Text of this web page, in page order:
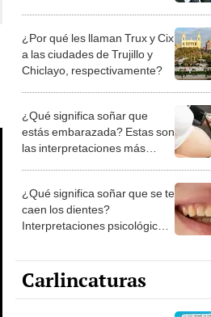
¿Por qué les llaman Trux y Cix
a las ciudades de Trujillo y
Chiclayo, respectivamente?
¿Qué significa soñar que
estás embarazada? Estas son
las interpretaciones más
¿Qué significa soñar que se te
caen los dientes?
Interpretaciones psicológicas
Carlincaturas